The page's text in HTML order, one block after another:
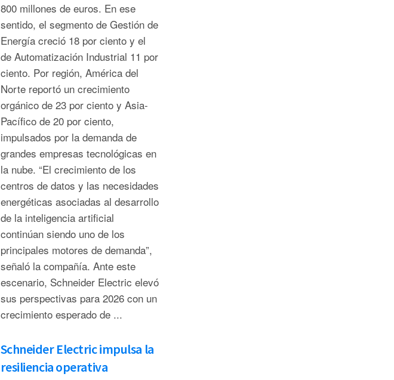
800 millones de euros. En ese
sentido, el segmento de Gestión de
Energía creció 18 por ciento y el
de Automatización Industrial 11 por
ciento. Por región, América del
Norte reportó un crecimiento
orgánico de 23 por ciento y Asia-
Pacífico de 20 por ciento,
impulsados por la demanda de
grandes empresas tecnológicas en
la nube. “El crecimiento de los
centros de datos y las necesidades
energéticas asociadas al desarrollo
de la inteligencia artificial
continúan siendo uno de los
principales motores de demanda”,
señaló la compañía. Ante este
escenario, Schneider Electric elevó
sus perspectivas para 2026 con un
crecimiento esperado de ...
Schneider Electric impulsa la
resiliencia operativa